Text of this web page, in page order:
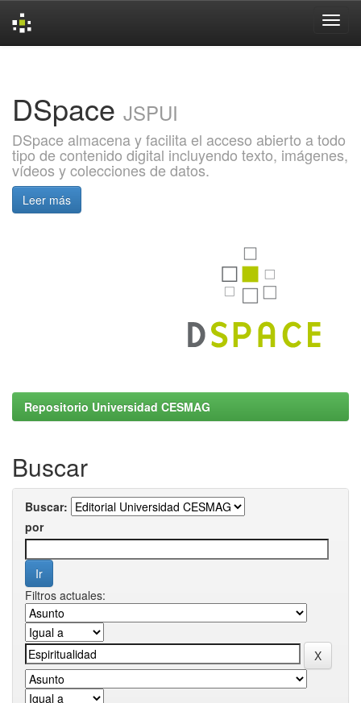
DSpace JSPUI
DSpace almacena y facilita el acceso abierto a todo
tipo de contenido digital incluyendo texto, imágenes,
vídeos y colecciones de datos.
Leer más
Repositorio Universidad CESMAG
Buscar
Buscar:
por
Filtros actuales: